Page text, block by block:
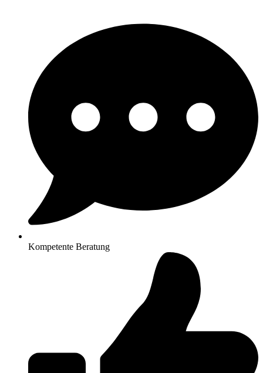
Kompetente Beratung